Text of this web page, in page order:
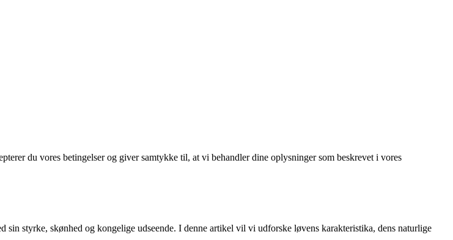
du vores betingelser og giver samtykke til, at vi behandler dine oplysninger som beskrevet i vores
styrke, skønhed og kongelige udseende. I denne artikel vil vi udforske løvens karakteristika, dens naturlige